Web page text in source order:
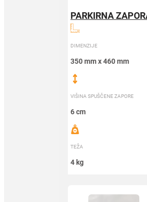
PARKIRNA
DIMENZIJE
350 mm x 460 mm
VIŠINA SPUŠČENE ZAPORE
6 cm
TEŽA
4 kg